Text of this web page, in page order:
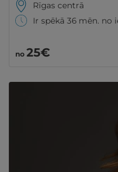
Rīgas centrā
Ir spēkā 36 mēn. no
no 25€